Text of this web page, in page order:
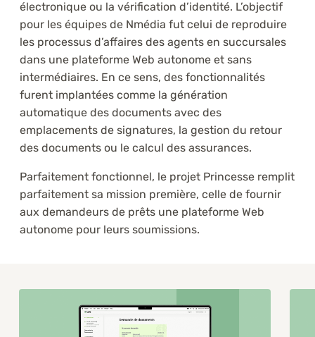
électronique ou la vérification d’identité. L’objectif
pour les équipes de Nmédia fut celui de reproduire
les processus d’affaires des agents en succursales
dans une plateforme Web autonome et sans
intermédiaires. En ce sens, des fonctionnalités
furent implantées comme la génération
automatique des documents avec des
emplacements de signatures, la gestion du retour
des documents ou le calcul des assurances.
Parfaitement fonctionnel, le projet Princesse remplit
parfaitement sa mission première, celle de fournir
aux demandeurs de prêts une plateforme Web
autonome pour leurs soumissions.